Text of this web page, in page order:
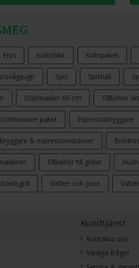
Frys Köksfläkt Kökspaket
Spis Spishäll
Diskmaskin 60 cm Tillbehör
paket Espressobryggare
& espressomaskiner
Tillbehör till grillar
Vatten och juice
Kundtjänst
Kontakta oss
Vanliga frågor